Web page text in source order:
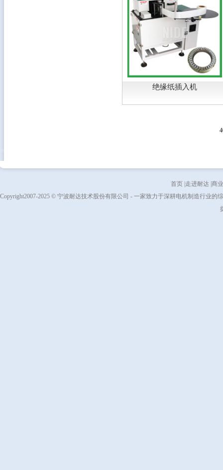
绝缘纸插入机
首页 走进耐达 商
Copyright2007-2025 © 宁波耐达技术股份有限公司 - 一家致力于深耕电机制造行业